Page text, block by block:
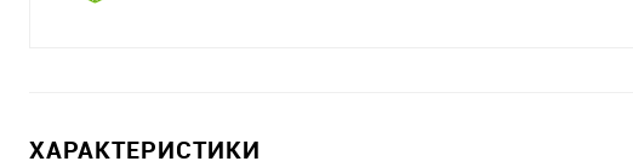
ХАРАКТЕРИСТИКИ